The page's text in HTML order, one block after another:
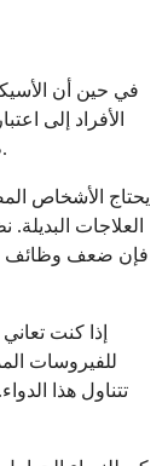
في حين أن
الأفراد إلى
طبيبك تاريخك الطبي لتحديد ما إذا كان مناسبًا لك.
يحتاج الأشخاص
العلاجات
فإن ضعف وظائف
إذا كنت
للفيروسات
تتناول هذا